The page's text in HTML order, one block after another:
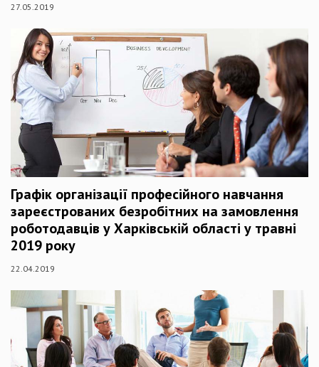
27.05.2019
Графік організації професійного навчання
зареєстрованих безробітних на замовлення
роботодавців у Харківській області у травні
2019 року
22.04.2019